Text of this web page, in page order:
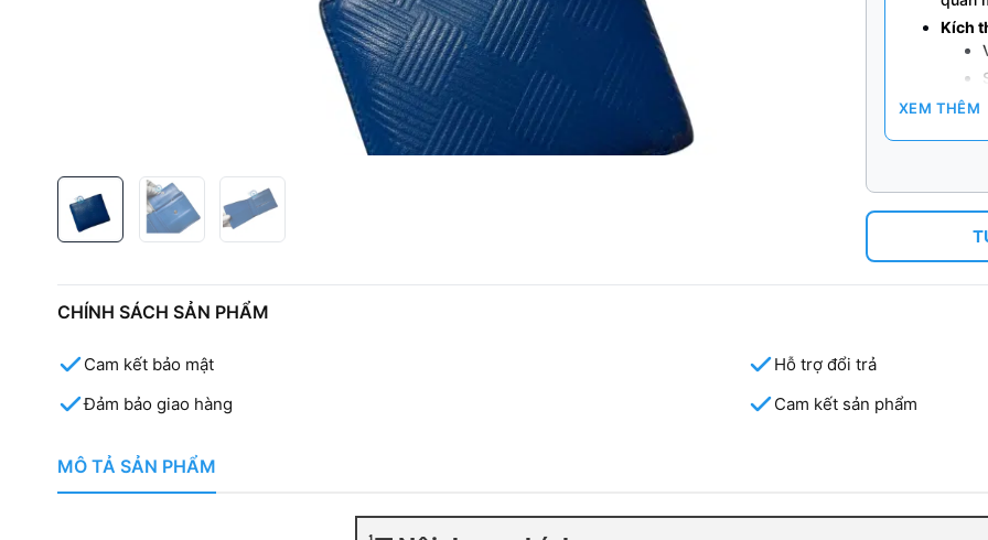
Kích
Lợi
XEM THÊM
CHÍNH SÁCH SẢN PHẨM
Cam kết bảo mật
Hỗ trợ đổi trả
Đảm bảo giao hàng
Cam kết sản phẩm
MÔ TẢ SẢN PHẨM